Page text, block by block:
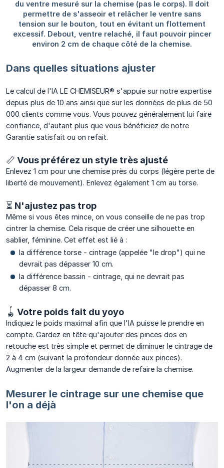
Dans quelles situations ajuster
Le calcul de l'IA LE CHEMISEUR® s'appuie sur notre expertise
depuis plus de 10 ans ainsi que sur les données de plus de 50
000 clients comme vous. Vous pouvez généralement lui faire
confiance, d'autant plus que vous bénéficiez de notre
Garantie satisfait ou on refait.
📏 Vous préférez un style très ajusté
Enlevez 1 cm pour une chemise près du corps (légère perte de
liberté de mouvement). Enlevez également 1 cm au torse.
⏳ N'ajustez pas trop
Même si vous êtes mince, on vous conseille de ne pas trop
cintrer la chemise. Cela risque de créer une silhouette en
sablier, féminine. Cet effet est lié à :
la différence torse - cintrage (appelée "le drop") qui ne
devrait pas dépasser 10 cm.
la différence bassin - cintrage, qui ne devrait pas
dépasser 8 cm.
🪀 Votre poids fait du yoyo
Indiquez le poids maximal afin que l'IA puisse le prendre en
compte. Gardez en tête qu'ajouter des pinces dos en
retouche est très simple et permet de diminuer le cintrage de
2 à 4 cm (suivant la profondeur donnée aux pinces).
Augmenter de la largeur demande de refaire la chemise.
Mesurer le cintrage sur une chemise que
l'on a déjà